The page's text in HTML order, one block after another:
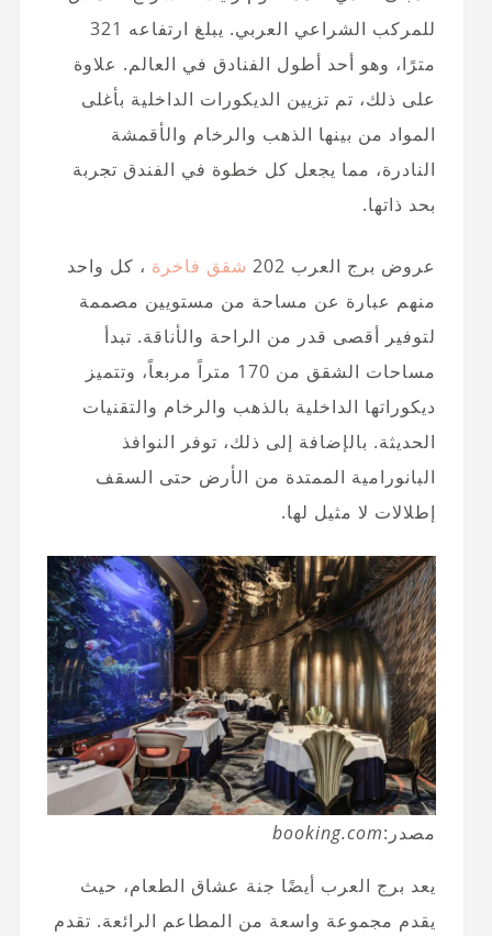
للمركب الشراعي العربي. يبلغ ارتفاعه 321
مترًا، وهو أحد أطول الفنادق في العالم. علاوة
على ذلك، تم تزيين الديكورات الداخلية بأغلى
المواد من بينها الذهب والرخام والأقمشة
النادرة، مما يجعل كل خطوة في الفندق تجربة
بحد ذاتها.
عروض برج العرب 202 شقق فاخرة ، كل واحد
منهم عبارة عن مساحة من مستويين مصممة
لتوفير أقصى قدر من الراحة والأناقة. تبدأ
مساحات الشقق من 170 متراً مربعاً، وتتميز
ديكوراتها الداخلية بالذهب والرخام والتقنيات
الحديثة. بالإضافة إلى ذلك، توفر النوافذ
البانورامية الممتدة من الأرض حتى السقف
إطلالات لا مثيل لها.
مصدر:booking.com
يعد برج العرب أيضًا جنة عشاق الطعام، حيث
يقدم مجموعة واسعة من المطاعم الرائعة. تقدم